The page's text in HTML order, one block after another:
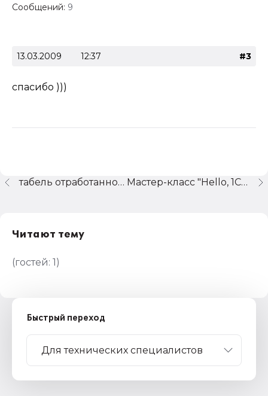
Сообщений: 9
13.03.2009 12:37 #3
спасибо )))
Мастер-класс "Hello, 1C" - пример разработки с нуля
табель отработанного времени
Читают тему
(гостей: 1)
Быстрый переход